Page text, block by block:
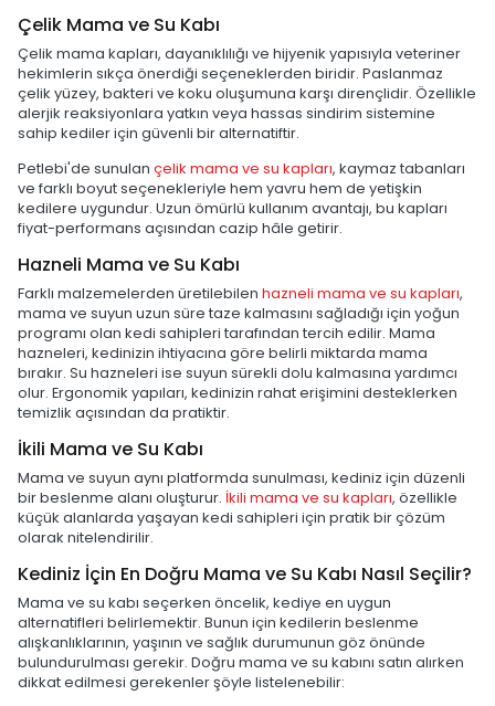
Çelik Mama ve Su Kabı
Çelik mama kapları, dayanıklılığı ve hijyenik yapısıyla veteriner
hekimlerin sıkça önerdiği seçeneklerden biridir. Paslanmaz
çelik yüzey, bakteri ve koku oluşumuna karşı dirençlidir. Özellikle
alerjik reaksiyonlara yatkın veya hassas sindirim sistemine
sahip kediler için güvenli bir alternatiftir.
Petlebi'de sunulan çelik mama ve su kapları, kaymaz tabanları
ve farklı boyut seçenekleriyle hem yavru hem de yetişkin
kedilere uygundur. Uzun ömürlü kullanım avantajı, bu kapları
fiyat-performans açısından cazip hâle getirir.
Hazneli Mama ve Su Kabı
Farklı malzemelerden üretilebilen hazneli mama ve su kapları,
mama ve suyun uzun süre taze kalmasını sağladığı için yoğun
programı olan kedi sahipleri tarafından tercih edilir. Mama
hazneleri, kedinizin ihtiyacına göre belirli miktarda mama
bırakır. Su hazneleri ise suyun sürekli dolu kalmasına yardımcı
olur. Ergonomik yapıları, kedinizin rahat erişimini desteklerken
temizlik açısından da pratiktir.
İkili Mama ve Su Kabı
Mama ve suyun aynı platformda sunulması, kediniz için düzenli
bir beslenme alanı oluşturur. İkili mama ve su kapları, özellikle
küçük alanlarda yaşayan kedi sahipleri için pratik bir çözüm
olarak nitelendirilir.
Kediniz İçin En Doğru Mama ve Su Kabı Nasıl Seçilir?
Mama ve su kabı seçerken öncelik, kediye en uygun
alternatifleri belirlemektir. Bunun için kedilerin beslenme
alışkanlıklarının, yaşının ve sağlık durumunun göz önünde
bulundurulması gerekir. Doğru mama ve su kabını satın alırken
dikkat edilmesi gerekenler şöyle listelenebilir: